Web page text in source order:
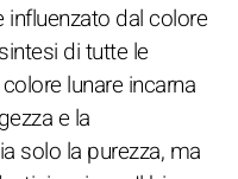
influenzato dal colore
di tutte le
lunare incarna
e la
solo la purezza, ma